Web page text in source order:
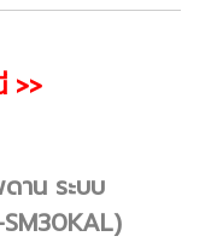
>>
ดาน ระบบ
SM30KAL)